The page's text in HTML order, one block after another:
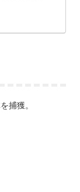
捕獲。